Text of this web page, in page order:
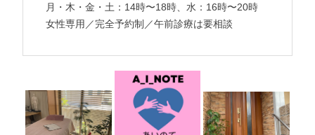
月・木・金・土：14時〜18時、水：16時〜20時
女性専用／完全予約制／午前診療は要相談